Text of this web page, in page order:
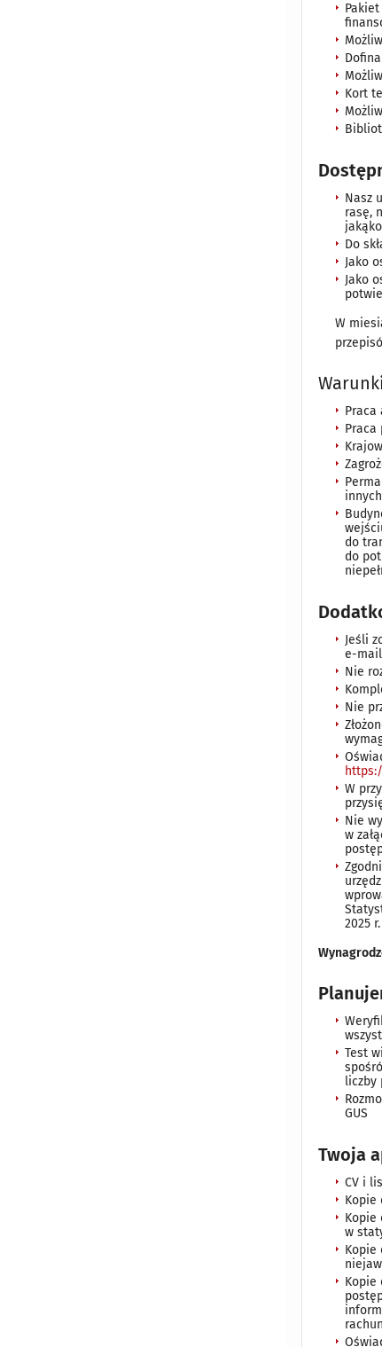
Kort
Nasz
rasę,
Do
Jako
Jako
W
Praca
do
do
Jeśli
e-
Nie
Nie
W
Nie
w
2025 r.
Test
liczby
GUS
Twoja
CV i
Kopie
Kopie
w
Kopie
Kopie